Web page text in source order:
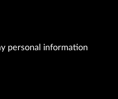
personal information